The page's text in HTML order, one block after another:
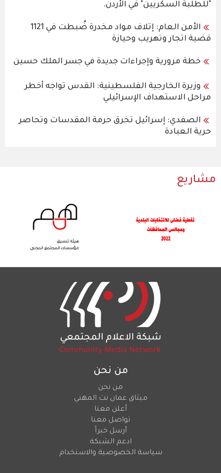
"للطلبة السكريين" في الأردن.
الأمن العام: إتلاف مواد مخدرة ضُبطت في 1121
قضية اتجار وتهريب وحيازة
خطة مرورية وإجراءات جديدة في جسر الملك حسين
وزيرة الخارجية الفلسطينية: القدس تواجه أخطر
مراحل الاستهداف الإسرائيلي
الصفدي: إسرائيل تخرق حرمة المقدسات وتحاصر
حرية العبادة
مشاريع
من نحن
من نحن
ميثاق عمان نت المهني
أعلن معنا
تواصل معنا
أرسل خبراً
ادعم الشبكة
سياسة الخصوصية والاستخدام